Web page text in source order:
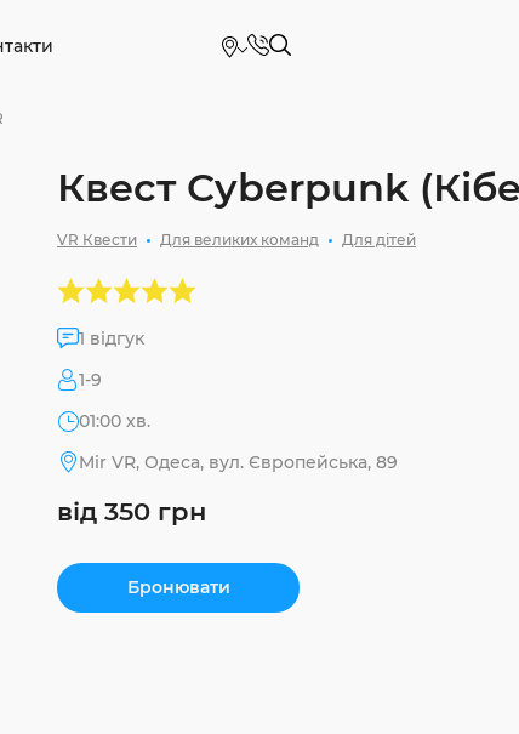
Квест Cyberpunk
VR Квести Для великих команд Для дітей
1 відгук
1-9
01:00 хв.
Mir VR, Одеса, вул. Європейська, 89
від 350 грн
Бронювати